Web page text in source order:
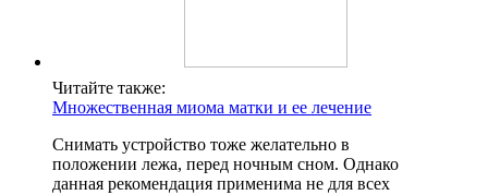
Читайте также:
Множественная миома матки и ее лечение
Снимать устройство тоже желательно в
положении лежа, перед ночным сном. Однако
данная рекомендация применима не для всех